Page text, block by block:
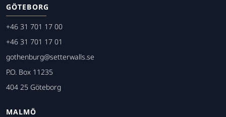
GÖTEBORG
+46 31 701 17 00
+46 31 701 17 01
gothenburg@setterwalls.se
P.O. Box 11235
404 25 Göteborg
MALMÖ